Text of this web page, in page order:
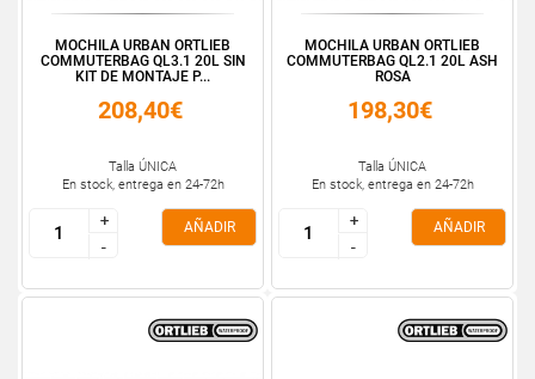
MOCHILA URBAN ORTLIEB
COMMUTERBAG QL3.1 20L SIN
KIT DE MONTAJE P...
208,40€
Talla ÚNICA
En stock, entrega en 24-72h
+
-
+
-
AÑADIR
MOCHILA URBAN ORTLIEB
COMMUTERBAG QL2.1 20L ASH
ROSA
198,30€
Talla ÚNICA
En stock, entrega en 24-72h
+
-
+
-
AÑADIR